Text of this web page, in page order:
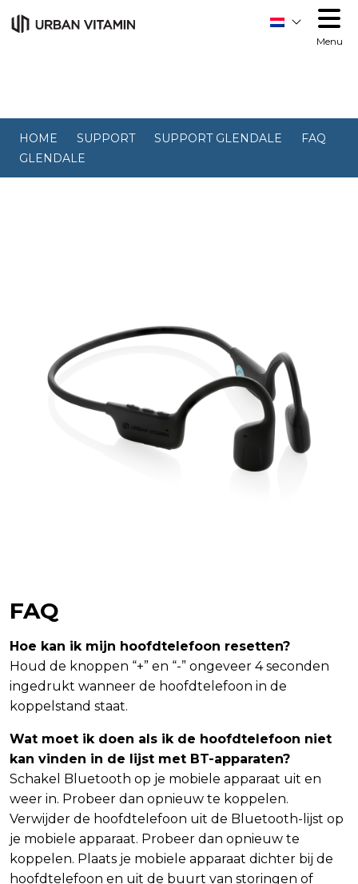
Menu
HOME SUPPORT SUPPORT GLENDALE
FAQ
GLENDALE
FAQ
Hoe kan ik mijn hoofdtelefoon resetten?
Houd de knoppen “+” en “-” ongeveer 4 seconden
ingedrukt wanneer de hoofdtelefoon in de
koppelstand staat.
Wat moet ik doen als ik de hoofdtelefoon niet
kan vinden in de lijst met BT-apparaten?
Schakel Bluetooth op je mobiele apparaat uit en
weer in. Probeer dan opnieuw te koppelen.
Verwijder de hoofdtelefoon uit de Bluetooth-lijst op
je mobiele apparaat. Probeer dan opnieuw te
koppelen. Plaats je mobiele apparaat dichter bij de
hoofdtelefoon en uit de buurt van storingen of